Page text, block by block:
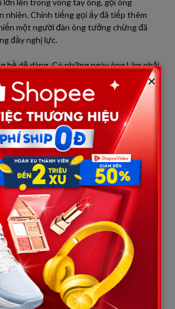
lớn lên trong vòng tay ông, gọi ông
nhiên. Chính tiếng gọi ấy đã tiếp thêm
một người đàn ông tưởng chừng đã
đầy nghị lực.
hề dễ dàng. Có những ngày ông Lâm phải
từ phụ hồ đến bốc vác thuê. Bữa cơm
với ít cá khô, nhưng ông luôn nhường
Những chiếc áo vá chằng vá đụp của
sản quý” ông giữ gìn cẩn thận.
chín chắn, thường giúp ba trông em. Cô
hay cười, dù thiếu thốn vẫn luôn vô tư.
cho hai con nghe chuyện cổ tích, dạy
thà, biết thương người nghèo khó hơn
ấm áp. Có lần An bị bạn học chọc ghẹo:
có ba nghèo xác, chắc rồi cũng chẳng học
chạy về khóc. Ông Lâm ôm con vào lòng,
thì nghèo, nhưng mình không để số
của mình.”
học giỏi, chăm chỉ hơn. Ông Lâm dù cực
×